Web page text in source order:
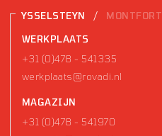
YSSELSTEYN / MONTFORT
WERKPLAATS
+31 (0)478 - 541335
werkplaats@rovadi.nl
MAGAZIJN
+31 (0)478 - 541970